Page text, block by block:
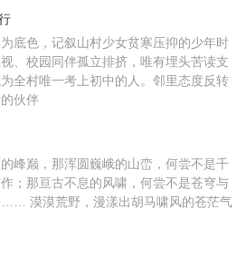
底色，记叙山村少女贫寒压抑的少年时
、校园同伴孤立排挤，唯有埋头苦读支
全村唯一考上初中的人。邻里态度反转
伙伴
峰巅，那浑圆巍峨的山峦，何尝不是千
；那亘古不息的风啸，何尝不是苍穹与
…… 漠漠荒野，漫漾出胡马啸风的苍茫气